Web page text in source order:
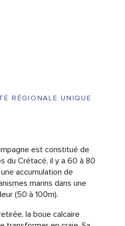
RÉGIONALE UNIQUE
est constitué de
du Crétacé, il y a 60 à 80
accumulation de
marins dans une
(50 à 100m).
la boue calcaire